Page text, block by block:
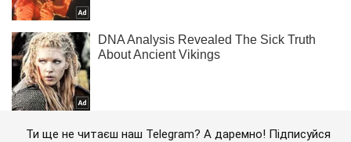
Ти ще не читаєш наш Telegram? А даремно! Підписуйся